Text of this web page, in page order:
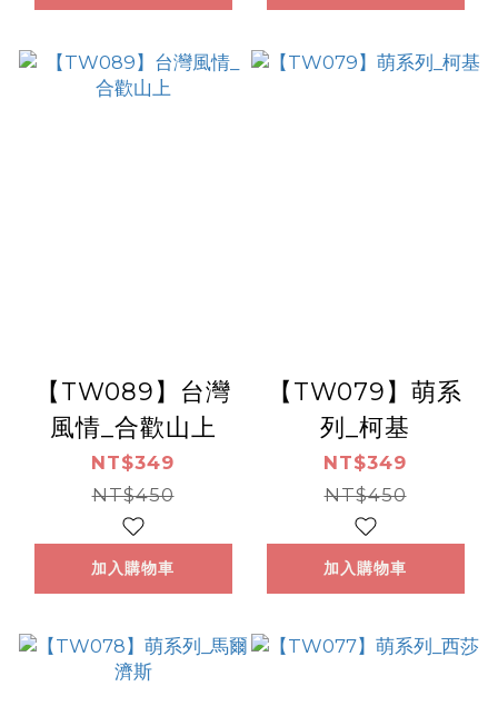
【TW089】台灣
風情_合歡山上
NT$349
NT$450
加入購物車
【TW079】萌系
列_柯基
NT$349
NT$450
加入購物車